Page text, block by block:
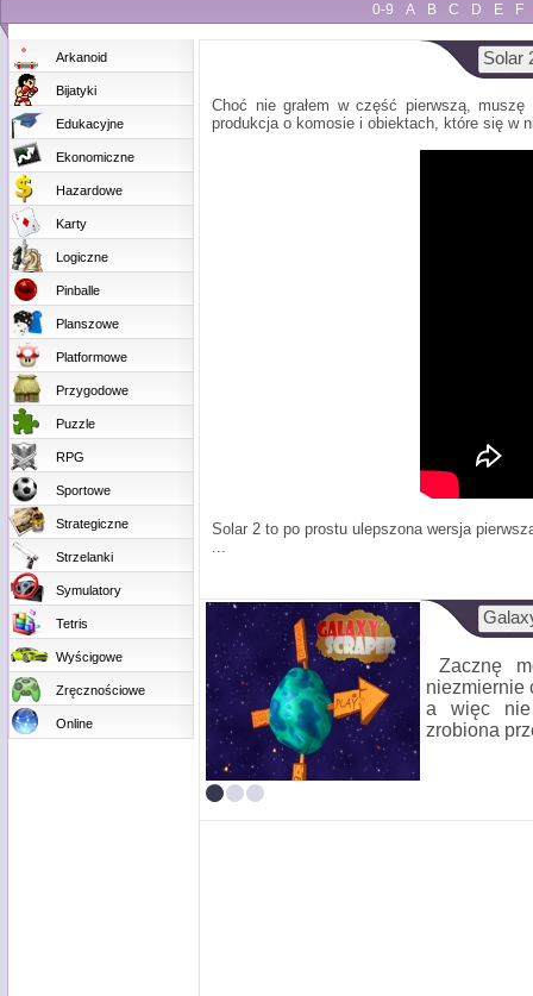
0-9 A B C D E F
Arkanoid
Bijatyki
Edukacyjne
Ekonomiczne
Hazardowe
Karty
Logiczne
Pinballe
Planszowe
Platformowe
Przygodowe
Puzzle
RPG
Sportowe
Strategiczne
Strzelanki
Symulatory
Tetris
Wyścigowe
Zręcznościowe
Online
Solar
Choć nie grałem w część pierwszą,
produkcja o komosie i obiektach, które się w
Solar 2 to po prostu ulepszona wersja
...
Zacznę
niezmiernie
a więc nie
zrobiona